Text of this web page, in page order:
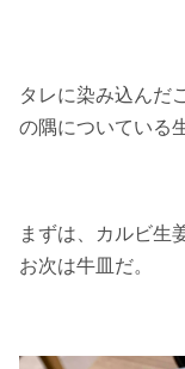
タレに染み込んだ
の隅についている
まずは、カルビ生
お次は牛皿だ。